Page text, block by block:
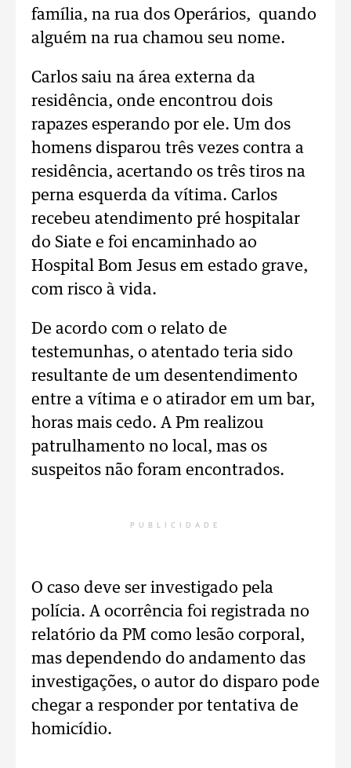
família, na rua dos Operários, quando
alguém na rua chamou seu nome.
Carlos saiu na área externa da
residência, onde encontrou dois
rapazes esperando por ele. Um dos
homens disparou três vezes contra a
residência, acertando os três tiros na
perna esquerda da vítima. Carlos
recebeu atendimento pré hospitalar
do Siate e foi encaminhado ao
Hospital Bom Jesus em estado grave,
com risco à vida.
De acordo com o relato de
testemunhas, o atentado teria sido
resultante de um desentendimento
entre a vítima e o atirador em um bar,
horas mais cedo. A Pm realizou
patrulhamento no local, mas os
suspeitos não foram encontrados.
PUBLICIDADE
O caso deve ser investigado pela
polícia. A ocorrência foi registrada no
relatório da PM como lesão corporal,
mas dependendo do andamento das
investigações, o autor do disparo pode
chegar a responder por tentativa de
homicídio.